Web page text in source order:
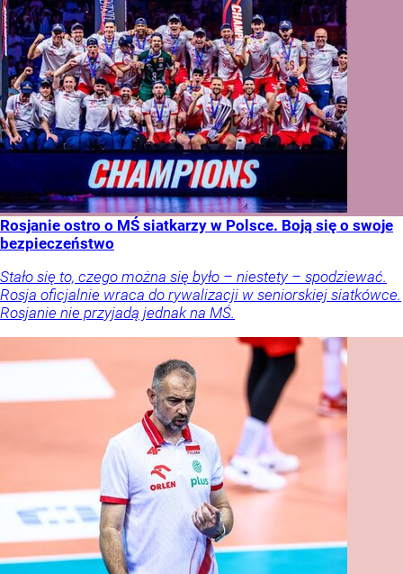
Rosjanie ostro o MŚ siatkarzy w Polsce. Boją się o swoje
bezpieczeństwo
Stało się to, czego można się było – niestety – spodziewać.
Rosja oficjalnie wraca do rywalizacji w seniorskiej siatkówce.
Rosjanie nie przyjadą jednak na MŚ.